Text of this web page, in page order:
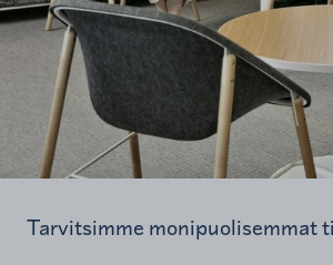
Tarvitsimme monipuolisemmat